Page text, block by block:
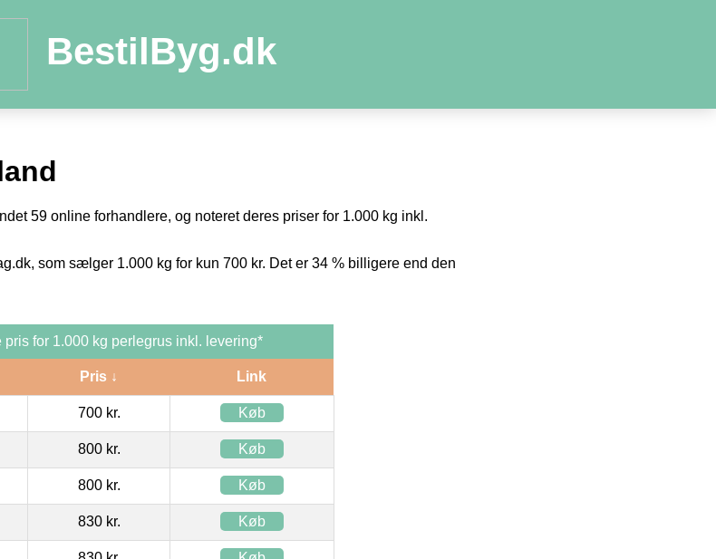
BestilByg.dk
59 online forhandlere, og noteret deres priser for 1.000 kg inkl.
som sælger 1.000 kg for kun 700 kr. Det er 34 % billigere end den
pris for 1.000 kg perlegrus inkl. levering*
Pris ↓ Link
700 kr. Køb
800 kr. Køb
800 kr. Køb
830 kr. Køb